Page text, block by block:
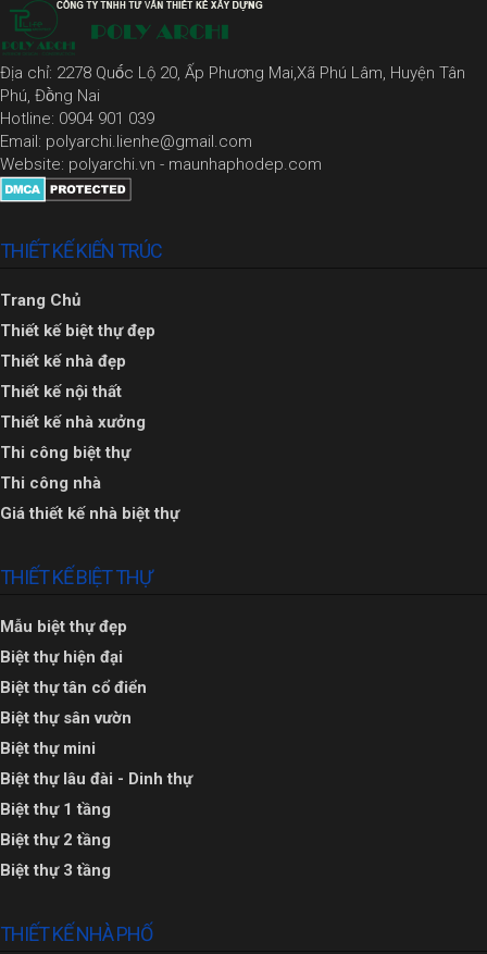
Địa chỉ: 2278 Quốc Lộ 20, Ấp Phương Mai,Xã Phú Lâm, Huyện Tân
Phú, Đồng Nai
Hotline: 0904 901 039
Email: polyarchi.lienhe@gmail.com
Website: polyarchi.vn - maunhaphodep.com
THIẾT KẾ KIẾN TRÚC
Trang Chủ
Thiết kế biệt thự đẹp
Thiết kế nhà đẹp
Thiết kế nội thất
Thiết kế nhà xưởng
Thi công biệt thự
Thi công nhà
Giá thiết kế nhà biệt thự
THIẾT KẾ BIỆT THỰ
Mẫu biệt thự đẹp
Biệt thự hiện đại
Biệt thự tân cổ điển
Biệt thự sân vườn
Biệt thự mini
Biệt thự lâu đài - Dinh thự
Biệt thự 1 tầng
Biệt thự 2 tầng
Biệt thự 3 tầng
THIẾT KẾ NHÀ PHỐ